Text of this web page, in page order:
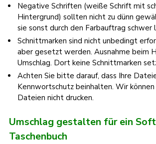
Negative Schriften (weiße Schrift mit
Hintergrund) sollten nicht zu dünn
sie sonst durch den Farbauftrag schwer
Schnittmarken sind nicht unbedingt
aber gesetzt werden. Ausnahme beim
Umschlag. Dort keine Schnittmarken
Achten Sie bitte darauf, dass Ihre
Kennwortschutz beinhalten. Wir können
Dateien nicht drucken.
Umschlag gestalten für ein
Taschenbuch